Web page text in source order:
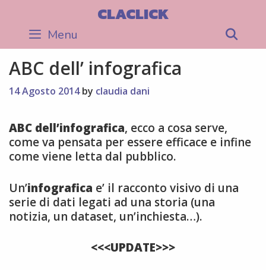
content
CLACLICK
Menu
ABC dell’ infografica
14 Agosto 2014 by claudia dani
ABC dell’infografica, ecco a cosa serve,
come va pensata per essere efficace e infine
come viene letta dal pubblico.
Un’infografica e’ il racconto visivo di una
serie di dati legati ad una storia (una
notizia, un dataset, un’inchiesta…).
<<<UPDATE>>>